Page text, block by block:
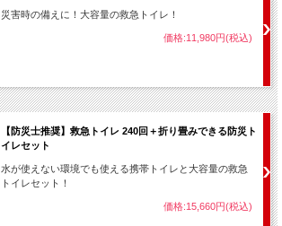
災害時の備えに！大容量の救急トイレ！
価格:11,980円(税込)
【防災士推奨】救急トイレ 240回＋折り畳みできる防災ト
イレセット
水が使えない環境でも使える携帯トイレと大容量の救急
トイレセット！
価格:15,660円(税込)